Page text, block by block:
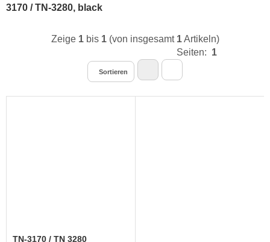
3170 / TN-3280, black
Sortieren
Zeige 1bis 1(von insgesamt 1Artikeln)
Seiten: 1
TN-3170 / TN 3280